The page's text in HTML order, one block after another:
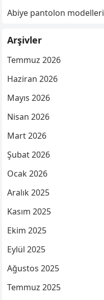
Abiye pantolon modelleri
Arşivler
Temmuz 2026
Haziran 2026
Mayıs 2026
Nisan 2026
Mart 2026
Şubat 2026
Ocak 2026
Aralık 2025
Kasım 2025
Ekim 2025
Eylül 2025
Ağustos 2025
Temmuz 2025